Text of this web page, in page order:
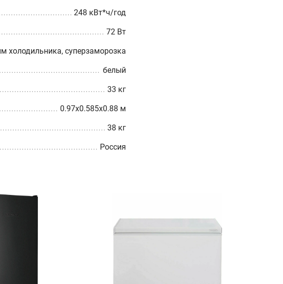
248 кВт*ч/год
72 Вт
холодильника, суперзаморозка
белый
33 кг
0.97x0.585x0.88 м
38 кг
Россия